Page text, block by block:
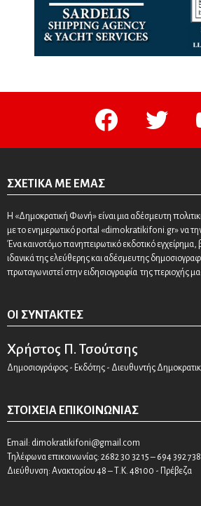
facebook twitter
ΣΧΕΤΙΚΆ ΜΕ ΕΜΆΣ
Η «Δημοκρατική Φωνή» είναι μια αδέσμευτη
με το ενημερωτικό portal «dimokratikifoni.gr» να
Ένα καινοτόμο πανηπειρωτικό εκδοτικό εγχείρημα,
ιδανικά της ελεύθερης και αδέσμευτης
πρωταγωνιστεί στην ειδησιογραφία της περιοχής
ΟΙ ΣΥΝΤΆΚΤΕΣ
Χρήστος Π. Τσούτσης
Δημοσιογράφος - Εκδότης - Διευθυντής
ΣΤΟΙΧΕΊΑ ΕΠΙΚΟΙΝΩΝΊΑΣ
Email: dimokratikifoni@gmail.com
Τηλέφωνα επικοινωνίας: 2682 30 32 15 – 694 392
Διεύθυνση: Ανακτορίου 48 – Τ.Κ. 48100 - Πρέβεζα